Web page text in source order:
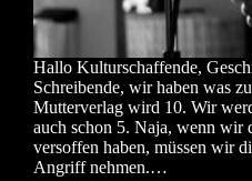
Hallo Kulturschaffende,
Schreibende, wir haben was
Mutterverlag wird 10. Wir
auch schon 5. Naja, wenn wir
versoffen haben, müssen wir
Angriff nehmen.…